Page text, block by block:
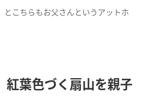
こちらもお父さんというアットホ
紅葉色づく扇山を親子